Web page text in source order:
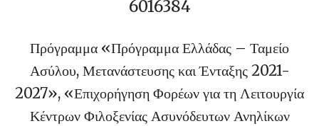
6016384
Πρόγραμμα «Πρόγραμμα Ελλάδας – Ταμείο
Ασύλου, Μετανάστευσης και Ένταξης 2021-
2027», «Επιχορήγηση Φορέων για τη Λειτουργία
Κέντρων Φιλοξενίας Ασυνόδευτων Ανηλίκων